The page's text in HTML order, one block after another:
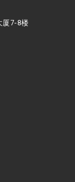
厦7-8楼